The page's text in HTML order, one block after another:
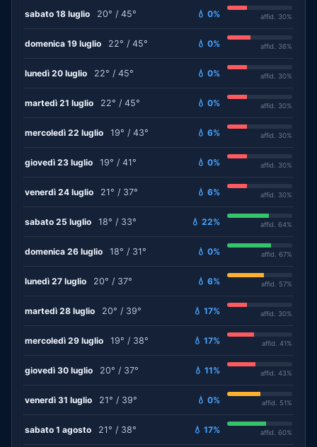
sabato 18 luglio 20° / 45° 💧 0% affid. 30%
domenica 19 luglio 22° / 45° 💧 0% affid. 36%
lunedì 20 luglio 22° / 45° 💧 0% affid. 30%
martedì 21 luglio 22° / 45° 💧 0% affid. 30%
mercoledì 22 luglio 19° / 43° 💧 6% affid. 30%
giovedì 23 luglio 19° / 41° 💧 0% affid. 30%
venerdì 24 luglio 21° / 37° 💧 6% affid. 30%
sabato 25 luglio 18° / 33° 💧 22% affid. 64%
domenica 26 luglio 18° / 31° 💧 0% affid. 67%
lunedì 27 luglio 20° / 37° 💧 6% affid. 57%
martedì 28 luglio 20° / 39° 💧 17% affid. 30%
mercoledì 29 luglio 19° / 38° 💧 17% affid. 41%
giovedì 30 luglio 20° / 37° 💧 11% affid. 43%
venerdì 31 luglio 21° / 39° 💧 0% affid. 51%
sabato 1 agosto 21° / 38° 💧 17% affid. 60%